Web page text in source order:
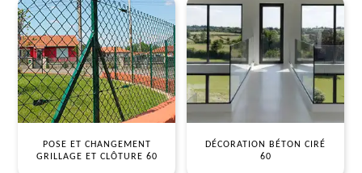
POSE ET CHANGEMENT
GRILLAGE ET CLÔTURE 60
DÉCORATION BÉTON CIRÉ
60